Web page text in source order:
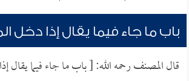
باب ما جاء فيما يقال إذا دخل
قال المصنف رحمه الله: [ باب ما جاء فيما يقال